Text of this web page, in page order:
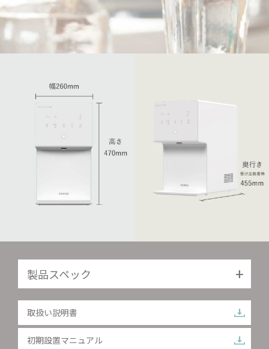
製品スペック
取扱い説明書
初期設置マニュアル